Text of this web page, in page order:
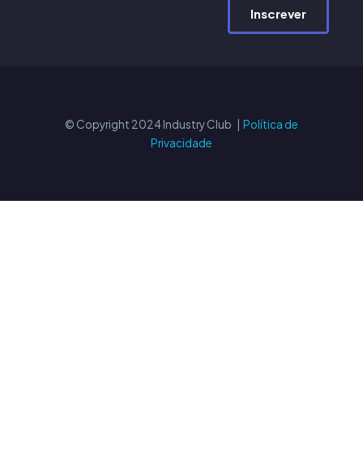
Inscrever
© Copyright 2024 Industry Club | Política de
Privacidade